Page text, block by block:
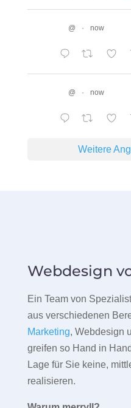
@ · now
@ · now
Weitere
Webdesign
Ein Team von
aus verschiedenen
Marketing, Webdesign
greifen so Hand in
Lage für Sie keine,
realisieren.